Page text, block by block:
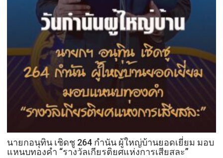
นายกอนุทิน เชิดชู 264 กำนัน ผู้ใหญ่บ้านยอดเยี่ยม มอบ
แหนบทองคำ “รางวัลเกียรติยศแห่งการเสียสละ”